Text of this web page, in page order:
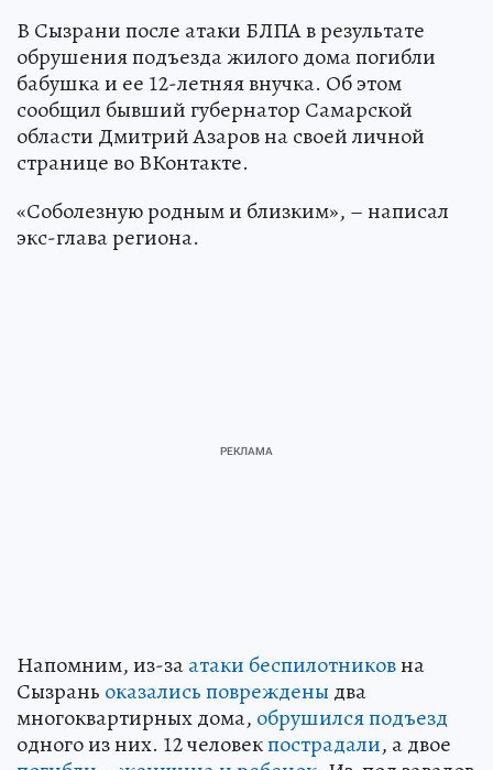
В Сызрани после атаки БЛПА в результате
обрушения подъезда жилого дома погибли
бабушка и ее 12-летняя внучка. Об этом
сообщил бывший губернатор Самарской
области Дмитрий Азаров на своей личной
странице во ВКонтакте.
«Соболезную родным и близким», – написал
экс-глава региона.
Напомним, из-заатаки беспилотниковна
Сызрань оказались повреждены два
многоквартирных дома, обрушился подъезд
одного из них. 12 человекпострадали, а двое